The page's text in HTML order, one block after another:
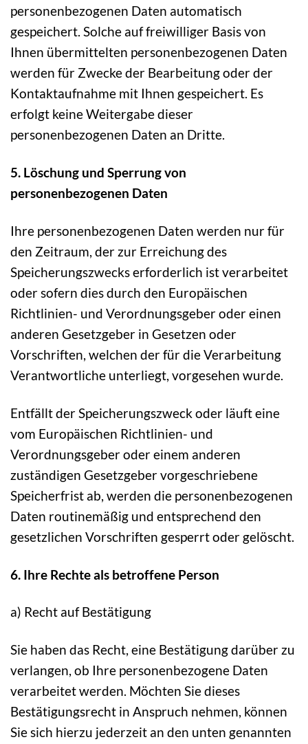
personenbezogenen Daten automatisch
gespeichert. Solche auf freiwilliger Basis von
Ihnen übermittelten personenbezogenen Daten
werden für Zwecke der Bearbeitung oder der
Kontaktaufnahme mit Ihnen gespeichert. Es
erfolgt keine Weitergabe dieser
personenbezogenen Daten an Dritte.
5. Löschung und Sperrung von
personenbezogenen Daten
Ihre personenbezogenen Daten werden nur für
den Zeitraum, der zur Erreichung des
Speicherungszwecks erforderlich ist verarbeitet
oder sofern dies durch den Europäischen
Richtlinien- und Verordnungsgeber oder einen
anderen Gesetzgeber in Gesetzen oder
Vorschriften, welchen der für die Verarbeitung
Verantwortliche unterliegt, vorgesehen wurde.
Entfällt der Speicherungszweck oder läuft eine
vom Europäischen Richtlinien- und
Verordnungsgeber oder einem anderen
zuständigen Gesetzgeber vorgeschriebene
Speicherfrist ab, werden die personenbezogenen
Daten routinemäßig und entsprechend den
gesetzlichen Vorschriften gesperrt oder gelöscht.
6. Ihre Rechte als betroffene Person
a) Recht auf Bestätigung
Sie haben das Recht, eine Bestätigung darüber zu
verlangen, ob Ihre personenbezogene Daten
verarbeitet werden. Möchten Sie dieses
Bestätigungsrecht in Anspruch nehmen, können
Sie sich hierzu jederzeit an den unten genannten